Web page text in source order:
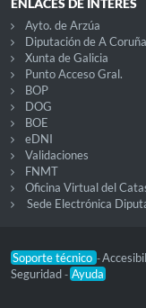
ENLACES DE INTERÉS
Ayto. de Arzúa
Diputación de A Coruña
Xunta de Galicia
Punto Acceso Gral.
BOP
DOG
BOE
eDNI
Validaciones
FNMT
Oficina Virtual del
Sede Electrónica
Soporte técnico -
Seguridad - Ayuda